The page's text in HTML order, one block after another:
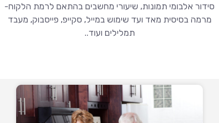
סידור אלבומי תמונות, שיעורי מחשבים בהתאם לרמת הלקוח-
מרמה בסיסית מאד ועד שימוש במייל, סקייפ, פייסבוק, מעבד
תמלילים ועוד..